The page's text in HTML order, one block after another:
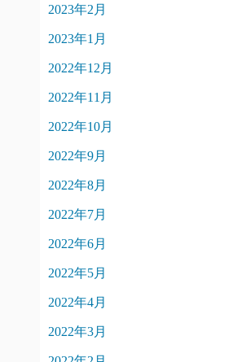
2023年2月
2023年1月
2022年12月
2022年11月
2022年10月
2022年9月
2022年8月
2022年7月
2022年6月
2022年5月
2022年4月
2022年3月